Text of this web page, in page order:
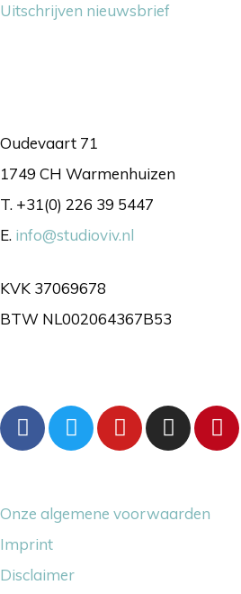
Uitschrijven nieuwsbrief
Oudevaart 71
1749 CH Warmenhuizen
T. +31(0) 226 39 5447
E. info@studioviv.nl
KVK 37069678
BTW NL002064367B53
Onze algemene voorwaarden
Imprint
Disclaimer